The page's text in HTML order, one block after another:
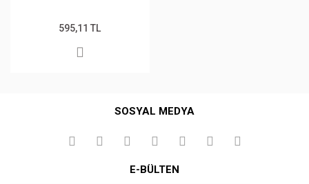
595,11 TL
SOSYAL MEDYA
E-BÜLTEN